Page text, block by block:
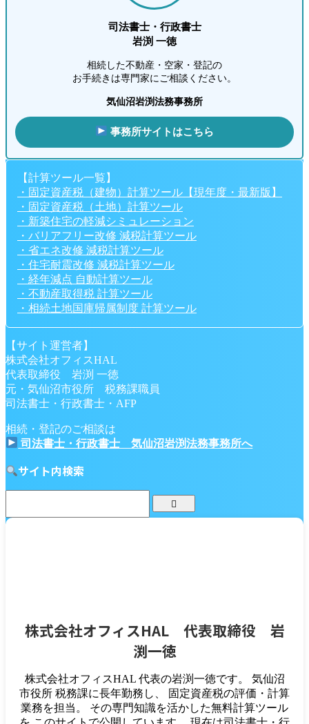
司法書士・行政書士
岩渕 一徳
相続した不動産・空家・登記の
お手続きは専門家にご相談ください。
気仙沼岩渕法務事務所
事務所サイトはこちら
【計算ツール一覧】
・固定資産税（建物）計算ツール【現年度・最新版】
・固定資産税（土地）計算ツール
・新築住宅の軽減シミュレーション
・バリアフリー改修 減税計算ツール
・省エネ改修 減税計算ツール
・住宅耐震改修 減税計算ツール
・経年減点 自動計算ツール
・不動産取得税 計算ツール
・相続土地国庫帰属制度 計算ツール
【サイト運営者】
株式会社オフィスHAL
代表取締役 岩渕 一徳
元・気仙沼市役所 税務課職員
司法書士・行政書士・AFP
相続・登記のご相談は
司法書士・行政書士 気仙沼岩渕法務事務所へ
サイト内検索
株式会社オフィスHAL 代表取締役 岩
渕一徳
株式会社オフィスHAL 代表の岩渕一徳です。 気仙沼
市役所 税務課に長年勤務し、 固定資産税の評価・計算
業務を担当。 その専門知識を活かした無料計算ツール